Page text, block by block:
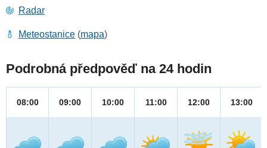
Radar
Meteostanice (mapa)
Podrobná předpověď na 24 hodin
08:00 09:00 10:00 11:00 12:00 13:00